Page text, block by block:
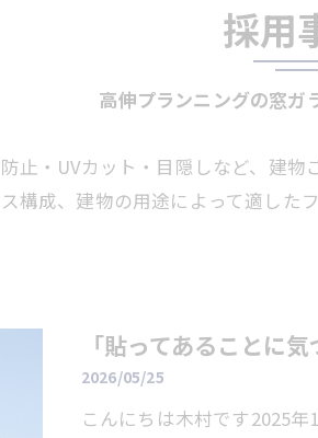
反射
採用
高伸プランニングの窓ガ
止・UVカット・目隠しなど、建物
構成、建物の用途によって適した
「貼ってあることに
2026/05/25
こんにちは木村です2025